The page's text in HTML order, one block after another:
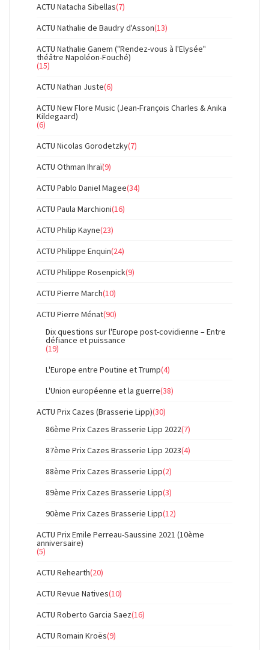
ACTU Natacha Sibellas(7)
ACTU Nathalie de Baudry d'Asson(13)
ACTU Nathalie Ganem ("Rendez-vous à l'Elysée"
théâtre Napoléon-Fouché)
(15)
ACTU Nathan Juste(6)
ACTU New Flore Music (Jean-François Charles & Anika
Kildegaard)
(6)
ACTU Nicolas Gorodetzky(7)
ACTU Othman Ihraï(9)
ACTU Pablo Daniel Magee(34)
ACTU Paula Marchioni(16)
ACTU Philip Kayne(23)
ACTU Philippe Enquin(24)
ACTU Philippe Rosenpick(9)
ACTU Pierre March(10)
ACTU Pierre Ménat(90)
Dix questions sur l'Europe post-covidienne – Entre
défiance et puissance
(19)
L'Europe entre Poutine et Trump(4)
L'Union européenne et la guerre(38)
ACTU Prix Cazes (Brasserie Lipp)(30)
86ème Prix Cazes Brasserie Lipp 2022(7)
87ème Prix Cazes Brasserie Lipp 2023(4)
88ème Prix Cazes Brasserie Lipp(2)
89ème Prix Cazes Brasserie Lipp(3)
90ème Prix Cazes Brasserie Lipp(12)
ACTU Prix Emile Perreau-Saussine 2021 (10ème
anniversaire)
(5)
ACTU Rehearth(20)
ACTU Revue Natives(10)
ACTU Roberto Garcia Saez(16)
ACTU Romain Kroës(9)